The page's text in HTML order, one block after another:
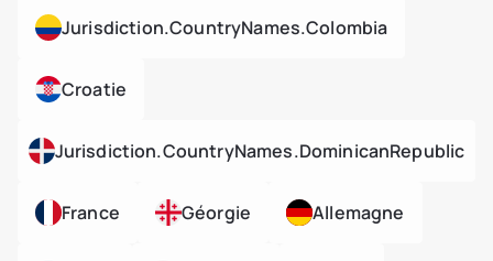
Jurisdiction.countryNames.colombia
Croatie
Jurisdiction.countryNames.dominicanRepublic
France Géorgie Allemagne